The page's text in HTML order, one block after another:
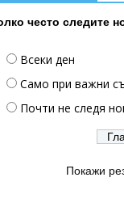
често следите
Всеки ден
Само при важни
Почти не следя
Покажи